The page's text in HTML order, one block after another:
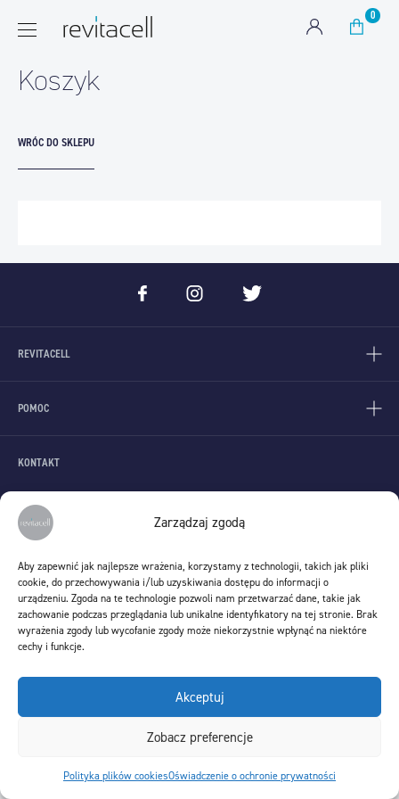
Zarządzaj zgodą
Aby zapewnić jak najlepsze wrażenia, korzystamy z technologii, takich jak pliki
cookie, do przechowywania i/lub uzyskiwania dostępu do informacji o
urządzeniu. Zgoda na te technologie pozwoli nam przetwarzać dane, takie jak
zachowanie podczas przeglądania lub unikalne identyfikatory na tej stronie. Brak
wyrażenia zgody lub wycofanie zgody może niekorzystnie wpłynąć na niektóre
cechy i funkcje.
Akceptuj
Zobacz preferencje
Polityka plików cookiesOświadczenie o ochronie prywatności
0
Koszyk
WRÓC DO SKLEPU
REVITACELL
POMOC
KONTAKT
ul. Lenartowicza 6
51-140 Wrocław
KONTAKT@REVITACELL.PL
Infolinia
(czynna w godzinach 9:00 - 15-00 w dni robocze)
+48 71 736 00 85